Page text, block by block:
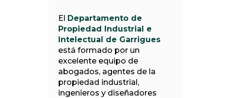
El
Departamento de
Propiedad Industrial e
Intelectual de Garrigues
está formado por un
excelente equipo de
abogados, agentes de la
propiedad industrial,
ingenieros y diseñadores